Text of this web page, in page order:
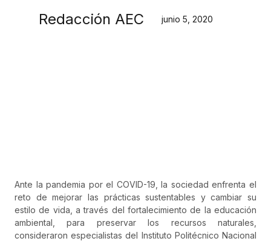
Redacción AEC junio 5, 2020
Ante la pandemia por el COVID-19, la sociedad enfrenta el
reto de mejorar las prácticas sustentables y cambiar su
estilo de vida, a través del fortalecimiento de la educación
ambiental, para preservar los recursos naturales,
consideraron especialistas del Instituto Politécnico Nacional